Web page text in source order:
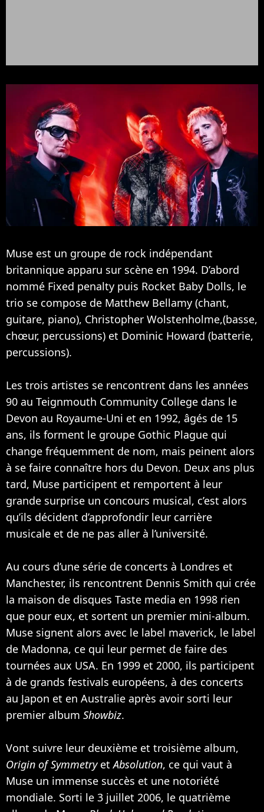
Muse est un groupe de rock indépendant
britannique apparu sur scène en 1994. D’abord
nommé Fixed penalty puis Rocket Baby Dolls, le
trio se compose de Matthew Bellamy (chant,
guitare, piano), Christopher Wolstenholme,(basse,
chœur, percussions) et Dominic Howard (batterie,
percussions).
Les trois artistes se rencontrent dans les années
90 au Teignmouth Community College dans le
Devon au Royaume-Uni et en 1992, âgés de 15
ans, ils forment le groupe Gothic Plague qui
change fréquemment de nom, mais peinent alors
à se faire connaître hors du Devon. Deux ans plus
tard, Muse participent et remportent à leur
grande surprise un concours musical, c’est alors
qu’ils décident d’approfondir leur carrière
musicale et de ne pas aller à l’université.
Au cours d’une série de concerts à Londres et
Manchester, ils rencontrent Dennis Smith qui crée
la maison de disques Taste media en 1998 rien
que pour eux, et sortent un premier mini-album.
Muse signent alors avec le label maverick, le label
de Madonna, ce qui leur permet de faire des
tournées aux USA. En 1999 et 2000, ils participent
à de grands festivals européens, à des concerts
au Japon et en Australie après avoir sorti leur
premier album Showbiz.
Vont suivre leur deuxième et troisième album,
Origin of SymmetryetAbsolution, ce qui vaut à
Muse un immense succès et une notoriété
mondiale. Sorti le 3 juillet 2006, le quatrième